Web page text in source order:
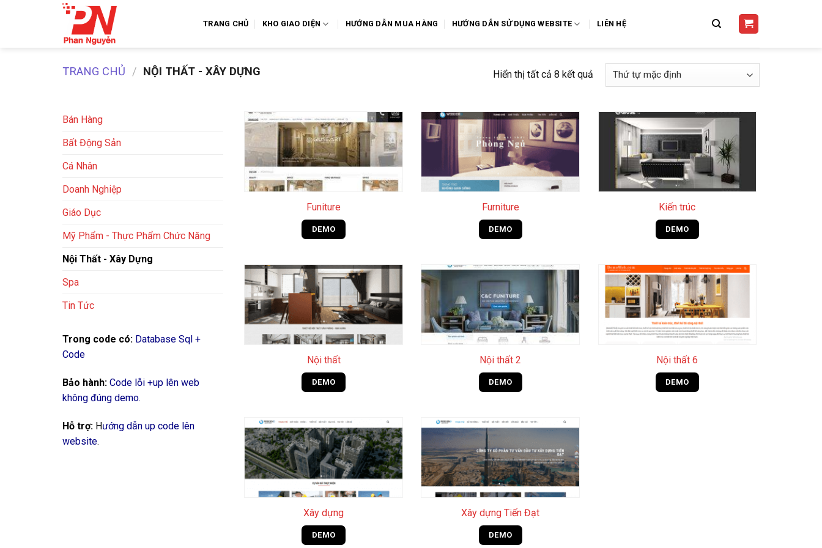
TRANG CHỦ KHO GIAO DIỆN HƯỚNG DẪN MUA HÀNG HƯỚNG DẪN SỬ DỤNG WEBSITE LIÊN HỆ
TRANG CHỦ / NỘI THẤT - XÂY DỰNG Hiển thị tất cả 8 kết quả
Bán Hàng
Bất Động Sản
Cá Nhân
Doanh Nghiệp
Giáo Dục
Mỹ Phẩm - Thực Phẩm Chức Năng
Nội Thất - Xây Dựng
Spa
Tin Tức
Trong code có: Database Sql +
Code
Bảo hành: Code lỗi +up lên web
không đúng demo.
Hỗ trợ: Hướng dẫn up code lên
website.
+
Funiture
DEMO
+
Furniture
DEMO
+
Kiến trúc
DEMO
+
Nội thất
DEMO
+
Nội thất 2
DEMO
+
Nội thất 6
DEMO
Xây dựng
DEMO
+
Xây dựng Tiến Đạt
DEMO